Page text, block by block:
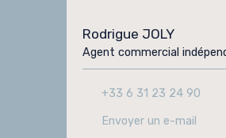
Rodrigue JOLY
Agent commercial
+33 6 31 23 24 90
Envoyer un e-mail